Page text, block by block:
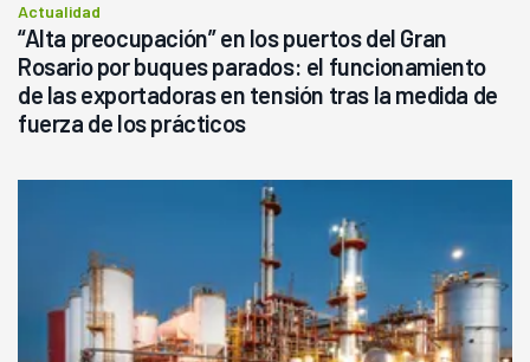
Actualidad
“Alta preocupación” en los puertos del Gran
Rosario por buques parados: el funcionamiento
de las exportadoras en tensión tras la medida de
fuerza de los prácticos